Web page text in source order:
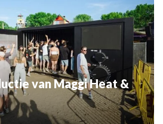
van Maggi Heat &